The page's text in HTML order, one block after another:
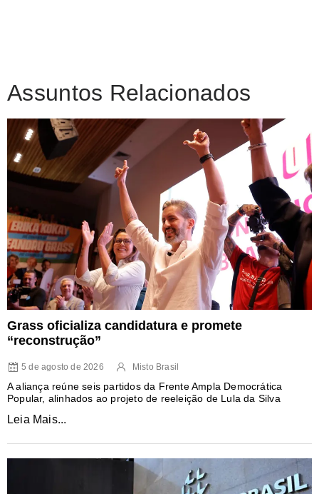
Assuntos Relacionados
Grass oficializa candidatura e promete
“reconstrução”
5 de agosto de 2026 Misto Brasil
A aliança reúne seis partidos da Frente Ampla Democrática
Popular, alinhados ao projeto de reeleição de Lula da Silva
Leia Mais...